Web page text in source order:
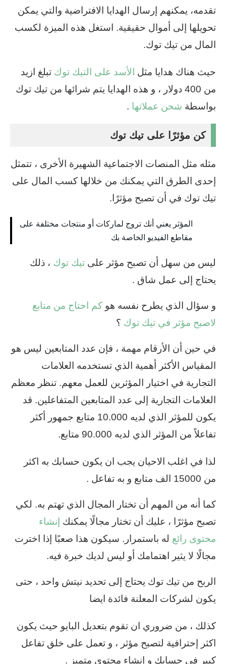
تقدمه، يمكنهم إرسال الهدايا الافتراضية والتي يمكن
تحويلها إلى أموال حقيقية. استغل هذه الميزة لكسب
المال من تيك توك.
حيث هناك هدايا مثل الأسد على التيك توك تبلغ ازيد
من 400 دولار ، و هذه الهدايا يتم شرائها من تيك توك
بواسطة شحن عملاتها .
كن مؤثرًا على تيك توك
مثله مثل المنصات الاجتماعية الشهيرة الأخرى ، تتمثل
إحدى الطرق التي يمكنك من خلالها كسب المال على
تيك توك في أن تصبح مؤثرًا.
المؤثر يعني أنك تروج لماركات أو منتجات مختلفة على
مقاطع الفيديو الخاصة بك
ليس من سهل أن تصبح مؤثر على تيك توك ، ذلك
يحتاج إلى عمل شاق .
و سؤال الذي يطرح نفسه هو كم احتاج من متابع
لاصبح مؤثر في تيك توك ؟
في حين أن الأرقام مهمة ، فإن عدد المتابعين ليس هو
المقياس الأكثر أهمية الذي تستخدمه العلامات
التجارية في اختيار المؤثرين للعمل معهم. تنظر معظم
العلامات التجارية إلى عدد المتابعين المتفاعلين. قد
يكون للمؤثر الذي لديه 10.000 متابع جمهور أكثر
تفاعلاً من المؤثر الذي لديه 90.000 متابع.
لذا في اغلب الاحيان يجب ان يكون حسابك به اكثر
من 15000 الف متابع و به تفاعل .
كما أنه من المهم أن تختار المجال الذي تهتم به. لكي
تصبح مؤثرًا ، عليك أن تختار مجالًا يمكنك إنشاء
محتوى رائع له باستمرار. سيكون هذا صعبًا إذا اخترت
مجالًا لا يثير اهتمامك أو ليس لديك خبرة فيه.
الربح من تيك توك يحتاج إلى تحديد نيتش واحد ، حتى
يكون لشركات المعلنة فائدة ايضا
كذلك ، من ضروري ان تقوم بتعديل البايو حيث يكون
اكثر إحترافية لتصبح مؤثر ، و تعمل على خلق تفاعل
كبير في حسابك و إنشاء محتوى متميز .